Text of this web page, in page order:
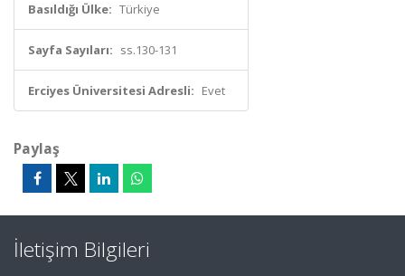
Basıldığı Ülke: Türkiye
Sayfa Sayıları: ss.130-131
Erciyes Üniversitesi Adresli: Evet
Paylaş
İletişim Bilgileri